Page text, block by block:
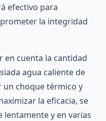
efectivo para
la integridad
en cuenta la cantidad
agua caliente de
un choque térmico y
la eficacia, se
lentamente y en varias